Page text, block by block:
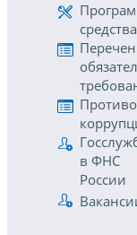
средства
в ФНС
России